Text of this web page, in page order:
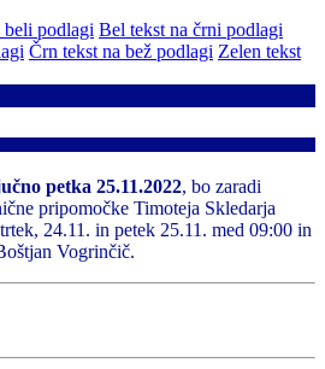
beli podlagi Bel tekst na črni podlagi
Črn tekst na bež podlagi Zelen tekst
petka 25.11.2022, bo zaradi
pripomočke Timoteja Skledarja
24.11. in petek 25.11. med 09:00 in
Vogrinčič.